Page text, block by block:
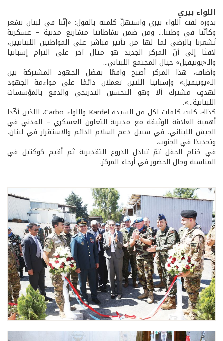
اللواء بيري
بدوره لفت اللواء بيري واستهلّ كلمته بالقول: «إنّنا في لبنان نشعر
وكأنّنا في وطننا... ومن ضمن نشاطاتنا مشاريع مدنية – عسكرية
تُشعرنا بالرضى لما لها من تأثير مباشر على المواطنين اللبنانيين،
لافتًا إلى أنّ المركز الجديد هو مثال آخر على التزام إسبانيا
والـ«يونيفيل» حيال المجتمع اللبناني...
وأضاف، هذا المركز أصبح واقعًا بفضل الجهود المشتركة بين
الـ«يونيفيل» وإسبانيا اللتين تعملان دائمًا على مواءمة الجهود
لهدفٍ مشترك ألا وهو التحسين التدريجي والدفع بالمؤسسات
اللبنانية...».
كذلك كانت كلمات لكل من السيدة Kardel واللواء Carbo، اللذين أكّدا
أهمية العلاقة الوثيقة مع مديرية التعاون العسكري – المدني في
الجيش اللبناني، في سبيل دعم السلام الدائم والاستقرار في لبنان،
وتحديدًا في الجنوب.
في ختام الحفل تمّ تبادل الدروع التقديرية ثم أقيم كوكتيل في
المناسبة وجال الحضور في أرجاء المركز.